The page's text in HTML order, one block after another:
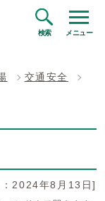
検索 メニュー
交通安全
2024年8月13日]